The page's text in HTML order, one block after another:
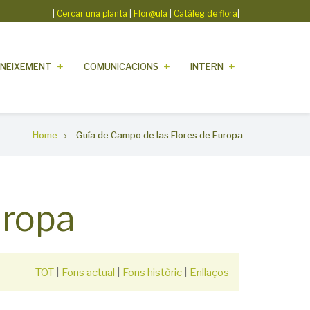
Cercar una planta Flor@ula Catàleg de flora
COMUNICACIONS INTERN
Home Guía de Campo de las Flores de Europa
TOT Fons actual Fons històric Enllaços